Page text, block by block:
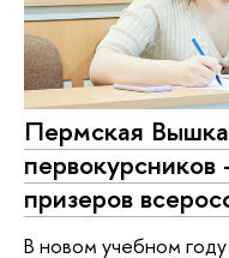
Пермская
призеров
В новом учебном